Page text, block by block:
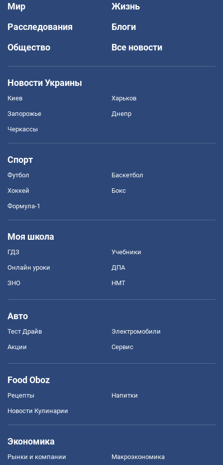
Мир
Жизнь
Расследования
Блоги
Общество
Все новости
Новости Украины
Киев Харьков
Запорожье Днепр
Черкассы
Спорт
Футбол Баскетбол
Хоккей Бокс
Формула-1
Моя школа
ГДЗ Учебники
Онлайн уроки ДПА
ЗНО НМТ
Авто
Тест Драйв Электромобили
Акции Сервис
Food Oboz
Рецепты Напитки
Новости Кулинарии
Экономика
Рынки и компании Mакроэкономика